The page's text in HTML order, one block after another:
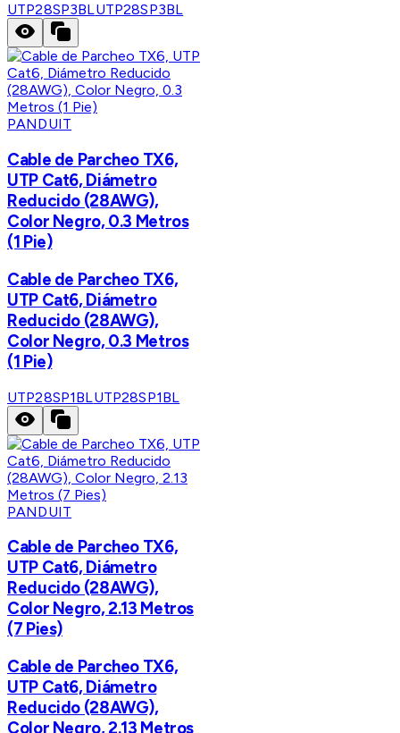
UTP28SP3BLUTP28SP3BL
PANDUIT
Cable de Parcheo TX6,
UTP Cat6, Diámetro
Reducido (28AWG),
Color Negro, 0.3 Metros
(1 Pie)
Cable de Parcheo TX6,
UTP Cat6, Diámetro
Reducido (28AWG),
Color Negro, 0.3 Metros
(1 Pie)
UTP28SP1BLUTP28SP1BL
PANDUIT
Cable de Parcheo TX6,
UTP Cat6, Diámetro
Reducido (28AWG),
Color Negro, 2.13 Metros
(7 Pies)
Cable de Parcheo TX6,
UTP Cat6, Diámetro
Reducido (28AWG),
Color Negro, 2.13 Metros